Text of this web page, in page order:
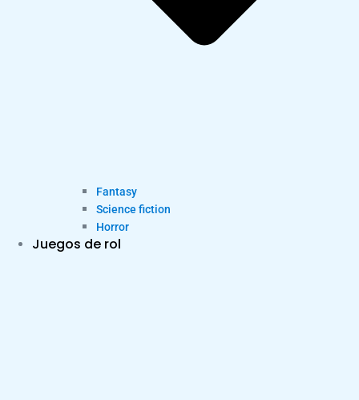
Fantasy
Science fiction
Horror
Juegos de rol